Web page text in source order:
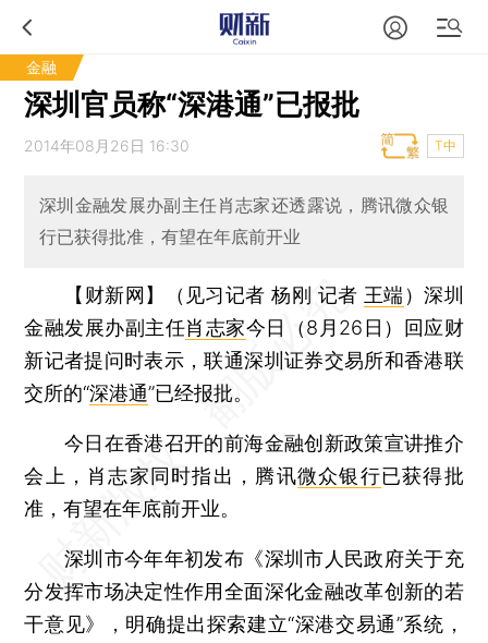
金融
深圳官员称“深港通”已报批
2014年08月26日 16:30 T中
深圳金融发展办副主任肖志家还透露说，腾讯微众银
行已获得批准，有望在年底前开业
【财新网】（见习记者 杨刚 记者 王端）深圳
金融发展办副主任肖志家今日（8月26日）回应财
新记者提问时表示，联通深圳证券交易所和香港联
交所的“深港通”已经报批。
今日在香港召开的前海金融创新政策宣讲推介
会上，肖志家同时指出，腾讯微众银行已获得批
准，有望在年底前开业。
深圳市今年年初发布《深圳市人民政府关于充
分发挥市场决定性作用全面深化金融改革创新的若
干意见》，明确提出探索建立“深港交易通”系统，